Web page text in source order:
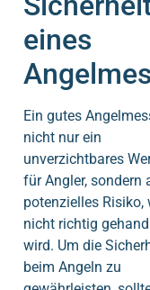
eines
Ein gutes
nicht nur ein
unverzichtbares
für Angler, sondern
potenzielles Risiko,
nicht richtig
wird. Um die
beim Angeln zu